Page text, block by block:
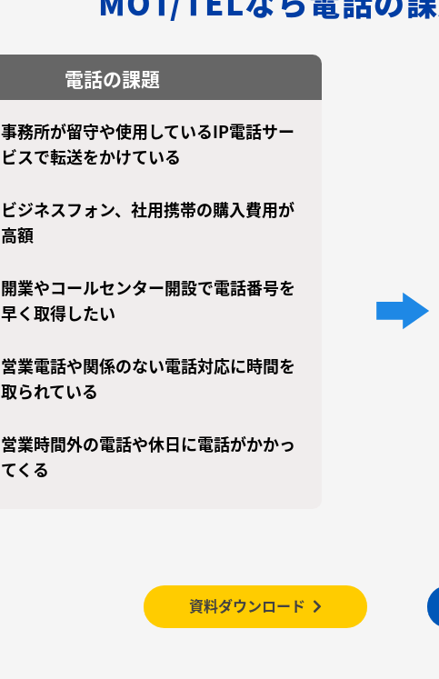
電話の課題
事務所が留守や使用しているIP電話サー
ビスで転送をかけている
ビジネスフォン、社用携帯の購入費用が
高額
開業やコールセンター開設で電話番号を
早く取得したい
営業電話や関係のない電話対応に時間を
取られている
営業時間外の電話や休日に電話がかかっ
てくる
資料ダウンロード